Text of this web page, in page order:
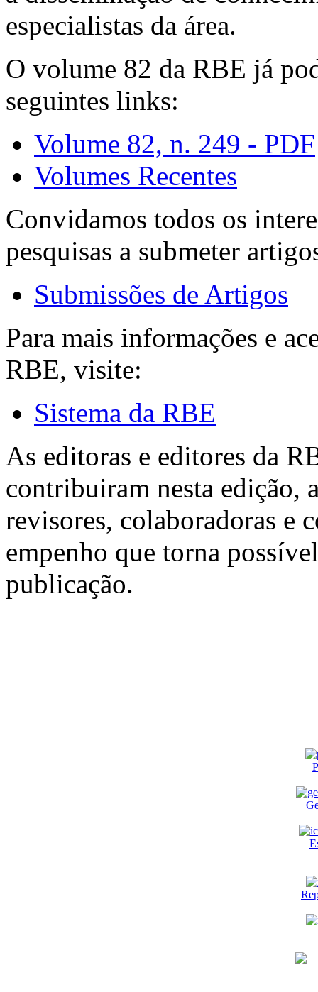
especialistas da área.
O volume 82 da RBE já
seguintes links:
Volume 82, n. 249 - PDF
Volumes Recentes
Convidamos todos os
pesquisas a submeter
Submissões de Artigos
Para mais informações e
RBE, visite:
Sistema da RBE
As editoras e editores da
contribuiram nesta edição,
revisores, colaboradoras e
empenho que torna
publicação.